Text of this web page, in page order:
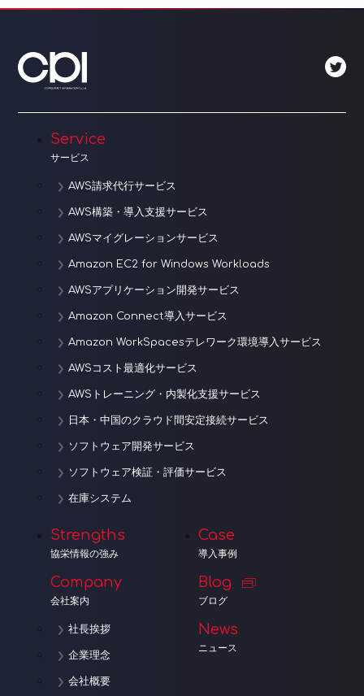
ビ
ゲ
ー
シ
ョ Service
サービス
AWS請求代行サービス
AWS構築・導入支援サービス
AWSマイグレーションサービス
Amazon EC2 for Windows Workloads
AWSアプリケーション開発サービス
Amazon Connect導入サービス
Amazon WorkSpacesテレワーク環境導入サービス
AWSコスト最適化サービス
AWSトレーニング・内製化支援サービス
日本・中国のクラウド間安定接続サービス
ソフトウェア開発サービス
ソフトウェア検証・評価サービス
在庫システム
Strengths
協栄情報の強み
Company
会社案内
社長挨拶
企業理念
会社概要
Case
導入事例
Blog
ブログ
News
ニュース